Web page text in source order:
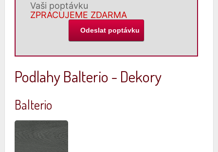
Vaši poptávku
ZPRACUJEME ZDARMA
Podlahy Balterio - Dekory
Balterio